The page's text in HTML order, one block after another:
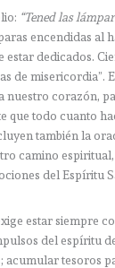
“Tened las
encendidas al
estar dedicados.
de misericordia”.
nuestro corazón,
que todo cuanto
también la
camino
del Espíritu
estar siempre
del espíritu
acumular tesoros